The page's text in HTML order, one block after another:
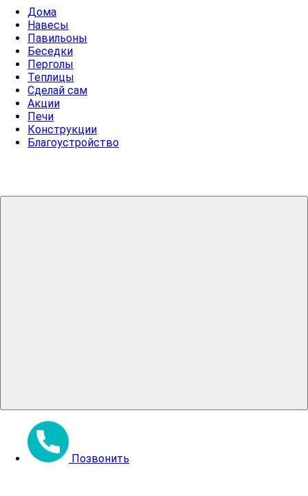
Дома
Навесы
Павильоны
Беседки
Перголы
Теплицы
Сделай сам
Акции
Печи
Конструкции
Благоустройство
Позвонить